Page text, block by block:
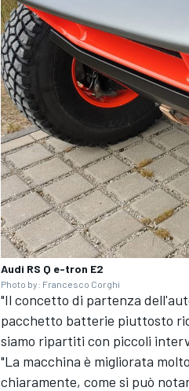
ENDURANCE/GT
Audi RS Q e-tron E2
Photo by: Francesco Corghi
"Il concetto di partenza
pacchetto batterie piuttosto
siamo ripartiti con piccoli
"La macchina è migliorata
chiaramente, come si può